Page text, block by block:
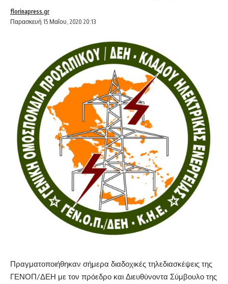
Παρασκευή 15 Μαΐου, 2020 20:13
florinapress.gr
Πραγματοποιήθηκαν σήμερα διαδοχικές τηλεδιασκέψεις της
ΓΕΝΟΠ/ΔΕΗ με τον πρόεδρο και Διευθύνοντα Σύμβουλο της